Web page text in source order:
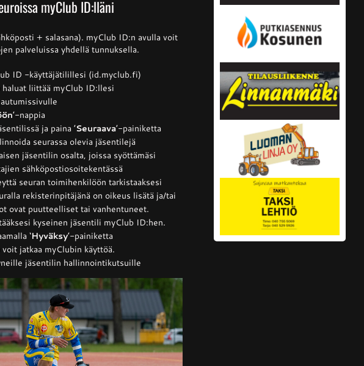
myClub ID:lläni
+ salasana). myClub ID:n avulla voit
palveluissa yhdellä tunnuksella.
ID -käyttäjätilillesi (id.myclub.fi)
liittää myClub ID:llesi
’-nappia
ja paina ’Seuraava’-painiketta
seurassa olevia jäsentilejä
jäsentilin osalta, joissa syöttämäsi
sähköpostiosoitekentässä
seuran toimihenkilöön tarkistaaksesi
rekisterinpitäjänä on oikeus lisätä ja/tai
ovat puutteelliset tai vanhentuneet.
kyseinen jäsentili myClub ID:hen.
‘Hyväksy’-painiketta
jatkaa myClubin käyttöä.
jäsentilin hallinnointikutsuille